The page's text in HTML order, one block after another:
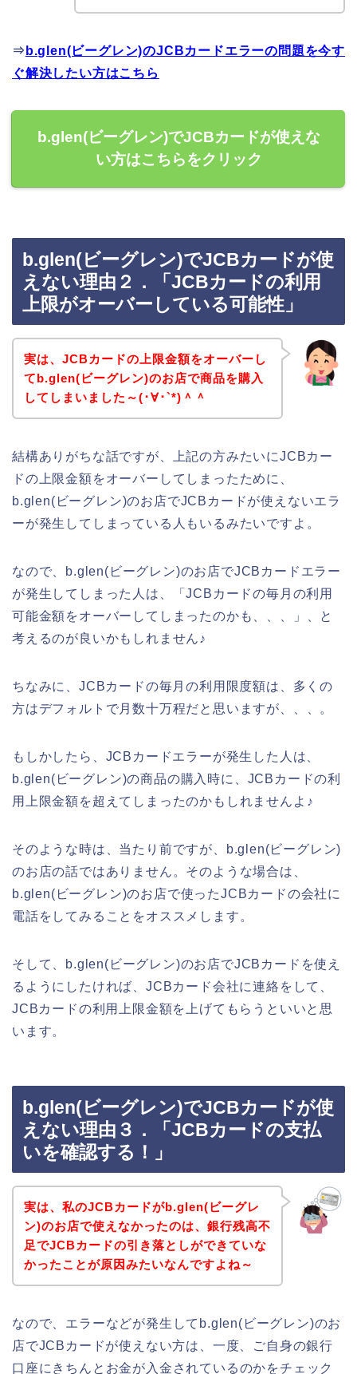
⇒ b.glen(ビーグレン)のJCBカードエラーの問題を今す
ぐ解決したい方はこちら
b.glen(ビーグレン)でJCBカードが使えな
い方はこちらをクリック
b.glen(ビーグレン)でJCBカードが使
えない理由２．「JCBカードの利用
上限がオーバーしている可能性」
実は、JCBカードの上限金額をオーバーし
てb.glen(ビーグレン)のお店で商品を購入
してしまいました～(･∀･`*)＾＾
結構ありがちな話ですが、上記の方みたいにJCBカー
ドの上限金額をオーバーしてしまったために、
b.glen(ビーグレン)のお店でJCBカードが使えないエラ
ーが発生してしまっている人もいるみたいですよ。
なので、b.glen(ビーグレン)のお店でJCBカードエラー
が発生してしまった人は、「JCBカードの毎月の利用
可能金額をオーバーしてしまったのかも、、、」、と
考えるのが良いかもしれません♪
ちなみに、JCBカードの毎月の利用限度額は、多くの
方はデフォルトで月数十万程だと思いますが、、、。
もしかしたら、JCBカードエラーが発生した人は、
b.glen(ビーグレン)の商品の購入時に、JCBカードの利
用上限金額を超えてしまったのかもしれませんよ♪
そのような時は、当たり前ですが、b.glen(ビーグレン)
のお店の話ではありません。そのような場合は、
b.glen(ビーグレン)のお店で使ったJCBカードの会社に
電話をしてみることをオススメします。
そして、b.glen(ビーグレン)のお店でJCBカードを使え
るようにしたければ、JCBカード会社に連絡をして、
JCBカードの利用上限金額を上げてもらうといいと思
います。
b.glen(ビーグレン)でJCBカードが使
えない理由３．「JCBカードの支払
いを確認する！」
実は、私のJCBカードがb.glen(ビーグレ
ン)のお店で使えなかったのは、銀行残高不
足でJCBカードの引き落としができていな
かったことが原因みたいなんですよね～
なので、エラーなどが発生してb.glen(ビーグレン)のお
店でJCBカードが使えない方は、一度、ご自身の銀行
口座にきちんとお金が入金されているのかをチェック